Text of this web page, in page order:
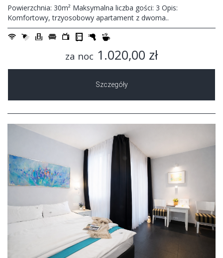
Powierzchnia: 30m² Maksymalna liczba gości: 3 Opis:
Komfortowy, trzyosobowy apartament z dwoma..
za noc 1.020,00 zł
Szczegóły